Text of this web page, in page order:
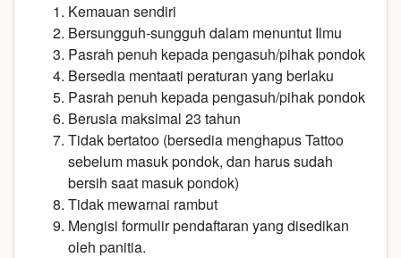
Kemauan sendiri
Bersungguh-sungguh dalam menuntut Ilmu
Pasrah penuh kepada pengasuh/pihak pondok
Bersedia mentaati peraturan yang berlaku
Pasrah penuh kepada pengasuh/pihak pondok
Berusia maksimal 23 tahun
Tidak bertatoo (bersedia menghapus Tattoo
sebelum masuk pondok, dan harus sudah
bersih saat masuk pondok)
Tidak mewarnai rambut
Mengisi formulir pendaftaran yang disedikan
oleh panitia.